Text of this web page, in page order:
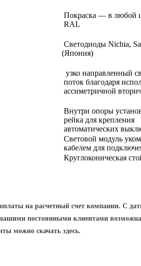
Покраска — в любой
RAL
Светодиоды Nichia,
(Япония)
узко направленный
поток благодаря
ассиметричной
Внутри опоры
рейка для крепления
автоматических
Световой модуль
кабелем для
Круглоконическая
на расчетный счет компании. С
постоянными клиентами
можно скачать здесь.